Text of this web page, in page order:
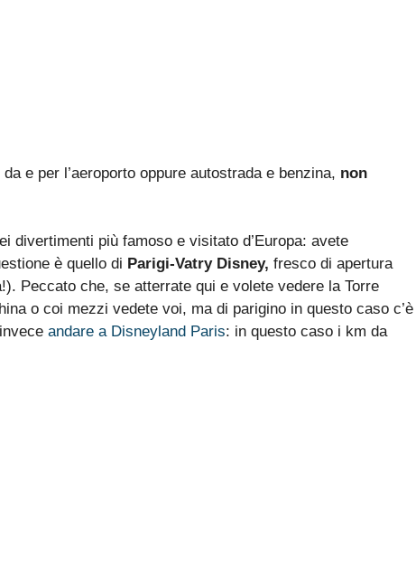
e per l’aeroporto oppure autostrada e benzina, non
divertimenti più famoso e visitato d’Europa: avete
è quello di Parigi-Vatry Disney, fresco di apertura
Peccato che, se atterrate qui e volete vedere la Torre
o coi mezzi vedete voi, ma di parigino in questo caso c’è
andare a Disneyland Paris: in questo caso i km da